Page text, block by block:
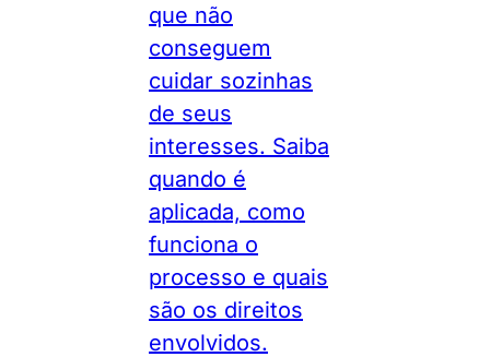
que não
conseguem
cuidar sozinhas
de seus
interesses. Saiba
quando é
aplicada, como
funciona o
processo e quais
são os direitos
envolvidos.